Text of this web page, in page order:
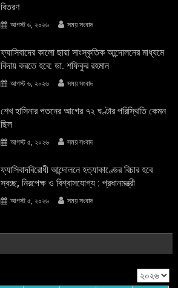
বিতরণ
আগস্ট ৬, ২০২৬ সময় সংবাদ
ফ্যাসিবাদের কালো ছায়া সাংস্কৃতিক আন্দােলনের মাধ্যমে
বিদায় করতে হবে: ডা. শফিকুর রহমান
আগস্ট ৬, ২০২৬ সময় সংবাদ
শেখ হাসিনার পতনের আগের ৭২ ঘণ্টার পরিস্থিতি কেমন
ছিল
আগস্ট ৫, ২০২৬ সময় সংবাদ
ফ্যাসিবাদবিরোধী আন্দোলনে হত্যাকাণ্ডের বিচার হবে
স্বচ্ছ, নিরপেক্ষ ও বিশ্বাসযোগ্য : প্রধানমন্ত্রী
আগস্ট ৫, ২০২৬ সময় সংবাদ